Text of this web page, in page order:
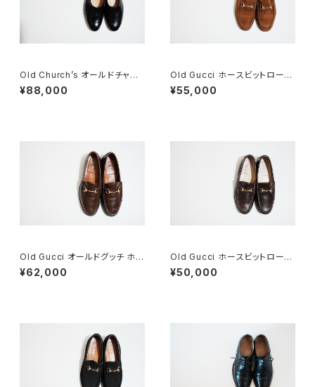
Old Church’s オールドチャー
チ ドクターシューズ 9.5F
¥88,000
Old Gucci ホースビットローフ
ァー 36C Brown Suede
¥55,000
Old Gucci オールドグッチ ホー
スビットローファー 8.5D DB ラ
バー
¥62,000
Old Gucci ホースビットローフ
ァー 35.5C DB
¥50,000